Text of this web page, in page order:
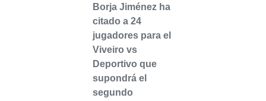
Borja Jiménez ha
citado a 24
jugadores para el
Viveiro vs
Deportivo que
supondrá el
segundo